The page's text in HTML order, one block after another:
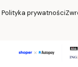
Polityka prywatności